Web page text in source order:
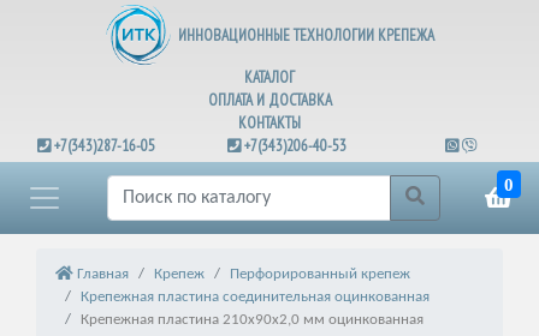
ИННОВАЦИОННЫЕ ТЕХНОЛОГИИ КРЕПЕЖА
КАТАЛОГ
ОПЛАТА И ДОСТАВКА
КОНТАКТЫ
+7(343)287-16-05
+7(343)206-40-53
0
Главная Крепеж
Перфорированный крепеж
Крепежная пластина соединительная оцинкованная
Крепежная пластина 210х90х2,0 мм оцинкованная